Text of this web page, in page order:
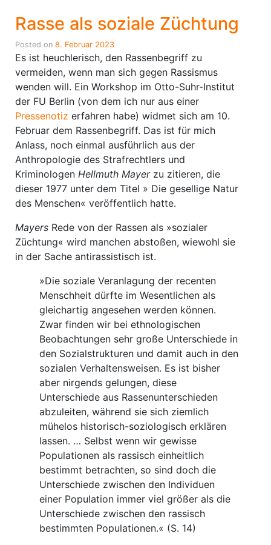
Rasse als soziale Züchtung
Posted on 8. Februar 2023
Es ist heuchlerisch, den Rassenbegriff zu
vermeiden, wenn man sich gegen Rassismus
wenden will. Ein Workshop im Otto-Suhr-Institut
der FU Berlin (von dem ich nur aus einer
Pressenotiz erfahren habe) widmet sich am 10.
Februar dem Rassenbegriff. Das ist für mich
Anlass, noch einmal ausführlich aus der
Anthropologie des Strafrechtlers und
Kriminologen Hellmuth Mayerzu zitieren, die
dieser 1977 unter dem Titel » Die gesellige Natur
des Menschen« veröffentlich hatte.
Mayers Rede von der Rassen als »sozialer
Züchtung« wird manchen abstoßen, wiewohl sie
in der Sache antirassistisch ist.
»Die soziale Veranlagung der recenten
Menschheit dürfte im Wesentlichen als
gleichartig angesehen werden können.
Zwar finden wir bei ethnologischen
Beobachtungen sehr große Unterschiede in
den Sozialstrukturen und damit auch in den
sozialen Verhaltensweisen. Es ist bisher
aber nirgends gelungen, diese
Unterschiede aus Rassenunterschieden
abzuleiten, während sie sich ziemlich
mühelos historisch-soziologisch erklären
lassen. … Selbst wenn wir gewisse
Populationen als rassisch einheitlich
bestimmt betrachten, so sind doch die
Unterschiede zwischen den Individuen
einer Population immer viel größer als die
Unterschiede zwischen den rassisch
bestimmten Populationen.« (S. 14)